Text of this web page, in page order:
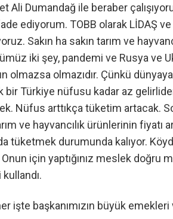
Ali Dumandağ ile beraber
ediyorum. TOBB olarak LİDAŞ
Sakın ha sakın tarım ve
iki şey, pandemi ve Rusya ve
olmazsa olmazıdır. Çünkü
bir Türkiye nüfusu kadar az
Nüfus arttıkça tüketim artacak.
ve hayvancılık ürünlerinin fiyatı
tüketmek durumunda kalıyor.
için yaptığınız meslek doğru
işte başkanımızın büyük emekleri